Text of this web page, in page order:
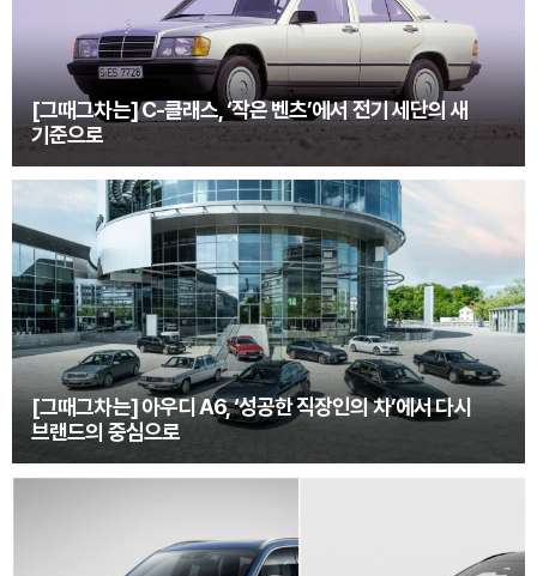
[그때그차는] C-클래스, ‘작은 벤츠’에서 전기 세단의 새
기준으로
[그때그차는] 아우디 A6, ‘성공한 직장인의 차’에서 다시
브랜드의 중심으로